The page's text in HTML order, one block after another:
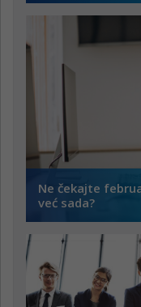
Ne čekajte
već sada?